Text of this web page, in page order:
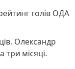
голів ОДА
Олександр
три місяці.